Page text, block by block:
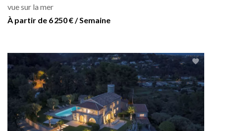
vue sur la mer
À partir de 6 250 € / Semaine